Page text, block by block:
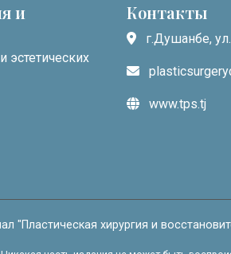
и
эстетических
Контакты
г.Душанбе,
www.tps.tj
"Пластическая хирургия и